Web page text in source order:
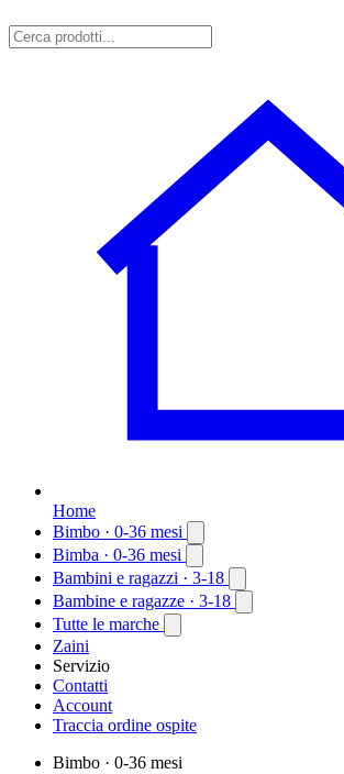
Home
Bimbo · 0-36 mesi
Bimba · 0-36 mesi
Bambini e ragazzi · 3-18
Bambine e ragazze · 3-18
Tutte le marche
Zaini
Servizio
Contatti
Account
Traccia ordine ospite
Bimbo · 0-36 mesi